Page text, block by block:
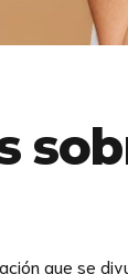
que se